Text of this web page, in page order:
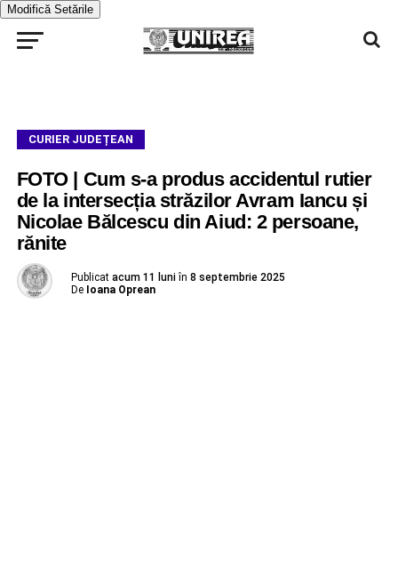
Modifică Setările
CURIER JUDEȚEAN
FOTO | Cum s-a produs accidentul rutier
de la intersecția străzilor Avram Iancu și
Nicolae Bălcescu din Aiud: 2 persoane,
rănite
Publicat acum 11 luni în 8 septembrie 2025
De Ioana Oprean